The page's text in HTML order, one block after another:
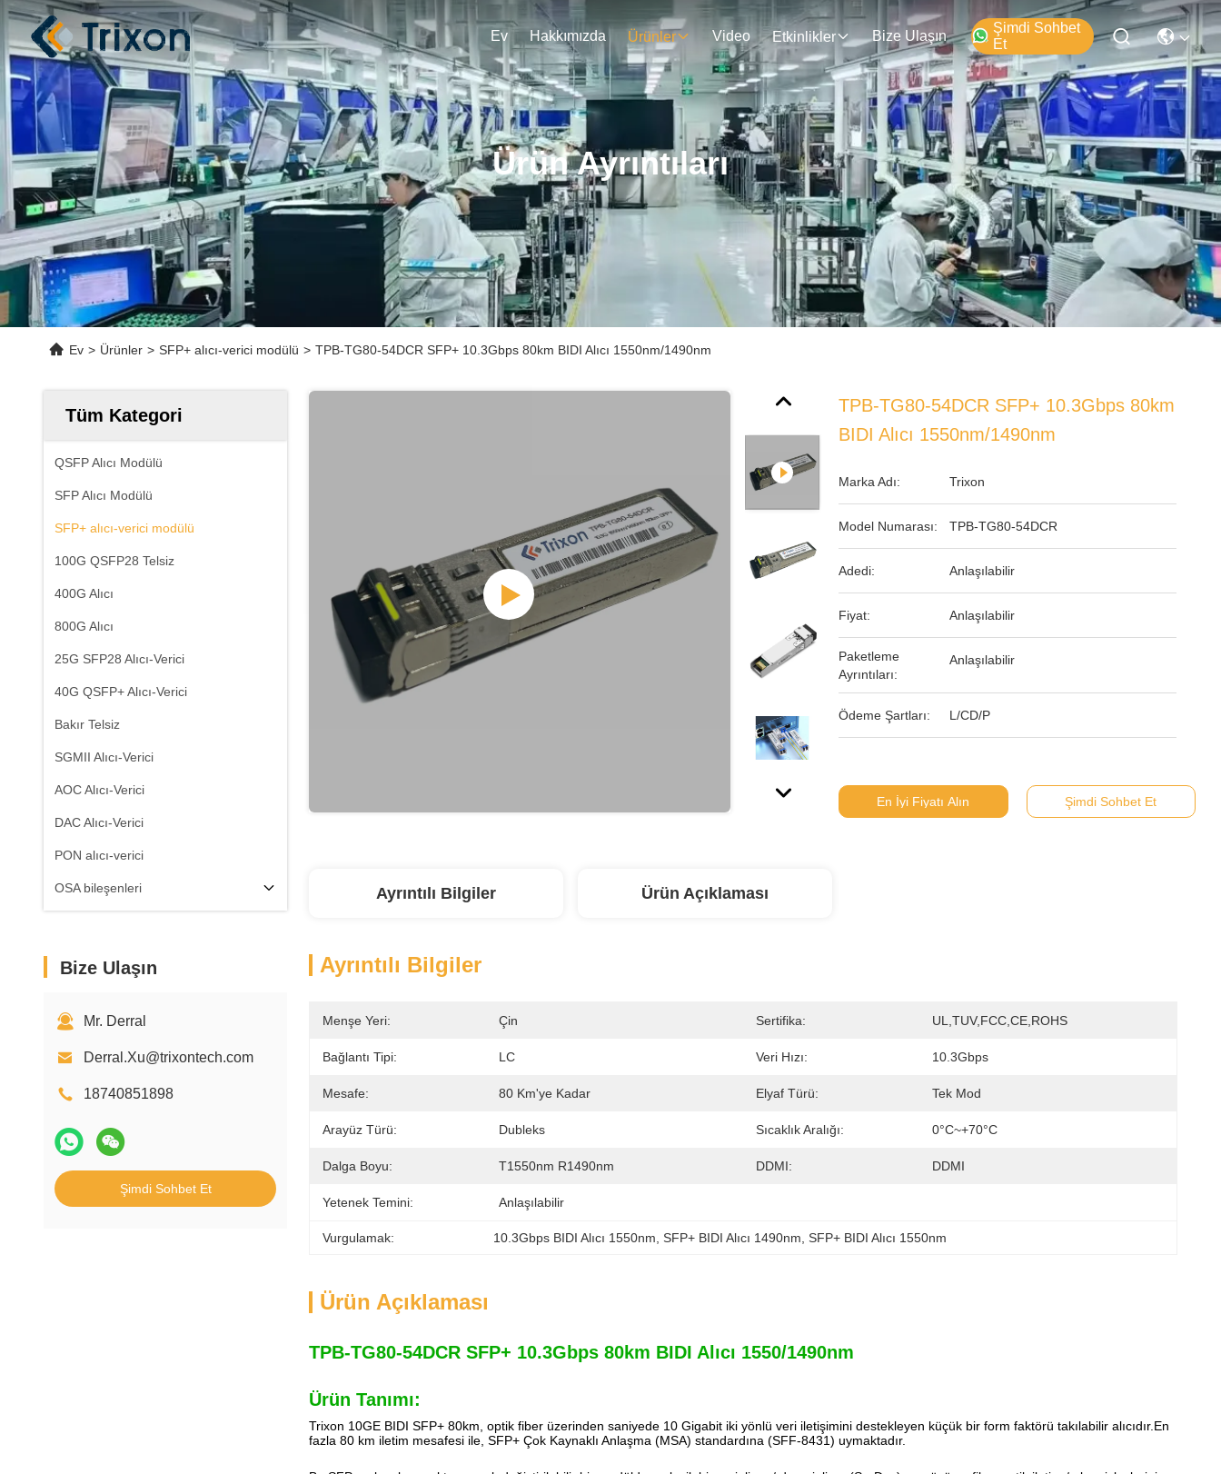
Ev Hakkımızda Ürünler Video Etkinlikler Bize Ulaşın
Şimdi Sohbet
Et
Ürün Ayrıntıları
Ev > Ürünler > SFP+ alıcı-verici modülü > TPB-TG80-54DCR SFP+ 10.3Gbps 80km BIDI Alıcı 1550nm/1490nm
Tüm Kategori
QSFP Alıcı Modülü
SFP Alıcı Modülü
SFP+ alıcı-verici modülü
100G QSFP28 Telsiz
400G Alıcı
800G Alıcı
25G SFP28 Alıcı-Verici
40G QSFP+ Alıcı-Verici
Bakır Telsiz
SGMII Alıcı-Verici
AOC Alıcı-Verici
DAC Alıcı-Verici
PON alıcı-verici
OSA bileşenleri
Bize Ulaşın
Mr. Derral
Derral.Xu@trixontech.com
18740851898
Şimdi Sohbet Et
TPB-TG80-54DCR SFP+ 10.3Gbps 80km
BIDI Alıcı 1550nm/1490nm
Marka Adı: Trixon
Model Numarası: TPB-TG80-54DCR
Adedi: Anlaşılabilir
Fiyat: Anlaşılabilir
Paketleme
Ayrıntıları:
Anlaşılabilir
Ödeme Şartları: L/CD/P
En İyi Fiyatı Alın Şimdi Sohbet Et
Ayrıntılı Bilgiler Ürün Açıklaması
Ayrıntılı Bilgiler
Menşe Yeri: Çin Sertifika: UL,TUV,FCC,CE,ROHS
Bağlantı Tipi: LC Veri Hızı: 10.3Gbps
Mesafe: 80 Km'ye Kadar Elyaf Türü: Tek Mod
Arayüz Türü: Dubleks Sıcaklık Aralığı: 0°C~+70°C
Dalga Boyu: T1550nm R1490nm DDMI: DDMI
Yetenek Temini: Anlaşılabilir
Vurgulamak: 10.3Gbps BIDI Alıcı 1550nm , SFP+ BIDI Alıcı 1490nm , SFP+ BIDI Alıcı 1550nm
Ürün Açıklaması
TPB-TG80-54DCR SFP+ 10.3Gbps 80km BIDI Alıcı 1550/1490nm
Ürün Tanımı:
Trixon 10GE BIDI SFP+ 80km, optik fiber üzerinden saniyede 10 Gigabit iki yönlü veri iletişimini destekleyen küçük bir form faktörü takılabilir alıcıdır.En
fazla 80 km iletim mesafesi ile, SFP+ Çok Kaynaklı Anlaşma (MSA) standardına (SFF-8431) uymaktadır.